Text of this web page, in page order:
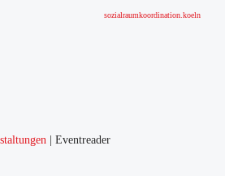
sozialraumkoordination.koeln
Eventreader